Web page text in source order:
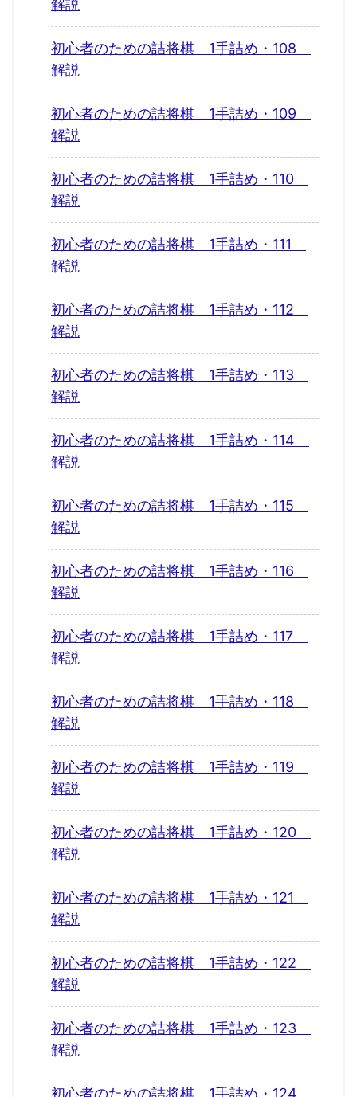
解説
初心者のための詰将棋 1手詰め・108
解説
初心者のための詰将棋 1手詰め・109
解説
初心者のための詰将棋 1手詰め・110
解説
初心者のための詰将棋 1手詰め・111
解説
初心者のための詰将棋 1手詰め・112
解説
初心者のための詰将棋 1手詰め・113
解説
初心者のための詰将棋 1手詰め・114
解説
初心者のための詰将棋 1手詰め・115
解説
初心者のための詰将棋 1手詰め・116
解説
初心者のための詰将棋 1手詰め・117
解説
初心者のための詰将棋 1手詰め・118
解説
初心者のための詰将棋 1手詰め・119
解説
初心者のための詰将棋 1手詰め・120
解説
初心者のための詰将棋 1手詰め・121
解説
初心者のための詰将棋 1手詰め・122
解説
初心者のための詰将棋 1手詰め・123
解説
初心者のための詰将棋 1手詰め・124